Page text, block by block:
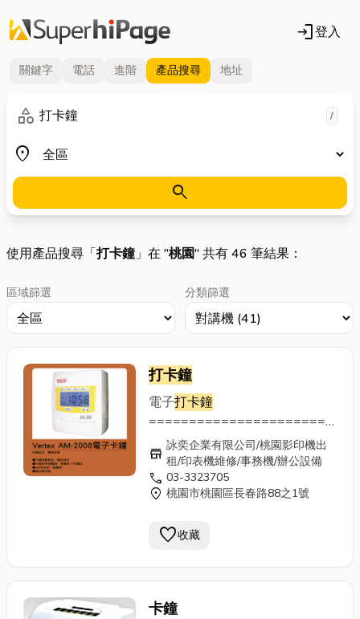
login登入
關鍵字 電話 進階 產品搜尋 地址
category
關鍵字 /
place
地區
search
使用產品搜尋「打卡鐘」在 "桃園" 共有 46 筆結果：
區域篩選 分類篩選
打卡鐘
電子打卡鐘
詠奕企業有限公司 03-3323705
高效能數位彩色多功能事務機 辦
公室事務機 出租、維修、保養 銷
售全系列OA商品
store 詠奕企業有限公司/桃園影印機出
租/印表機維修/事務機/辦公設備
call 03-3323705
location_on 桃園市桃園區長春路88之1號
favorite收藏
卡鐘